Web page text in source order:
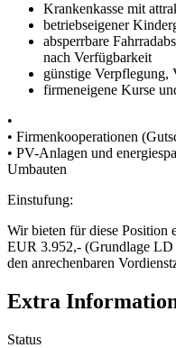
Krankenkasse mit
betriebseigener
absperrbare
nach Verfügbarkeit
günstige Verpflegung,
firmeneigene Kurse
•
• Firmenkooperationen
• PV-Anlagen und
Umbauten
Einstufung:
Wir bieten für diese Position
EUR 3.952,- (Grundlage LD
den anrechenbaren
Extra
Status